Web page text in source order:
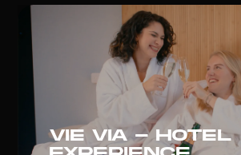
Vie via - hotel